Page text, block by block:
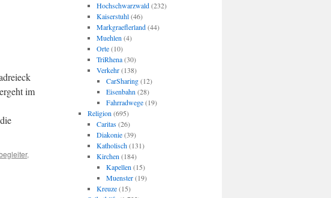
im
,
Hochschwarzwald(232)
Kaiserstuhl(46)
Markgraeflerland(44)
Muehlen (4)
Orte(10)
TriRhena(30)
Verkehr(138)
CarSharing(12)
Eisenbahn (28)
Fahrradwege(19)
Religion (695)
Caritas(26)
Diakonie(39)
Katholisch(131)
Kirchen (184)
Kapellen (15)
Muenster(19)
Kreuze(15)